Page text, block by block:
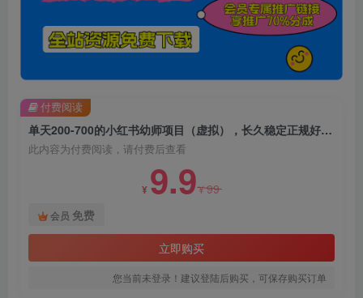
单天200-700的小红书幼师项目（虚拟），长久稳定正规好操作！
此内容为付费阅读，请付费后查看
¥ 9.9¥99
会员 免费
立即购买
您当前未登录！建议登陆后购买，可保存购买订单
付费阅读